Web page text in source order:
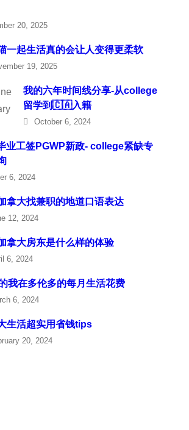
20, 2025
一起生活真的会让人变得更柔软
19, 2025
我的六年时间线分享-从college
留学到🇨🇦入籍
October 6, 2024
业工签PGWP新政- college紧缺专
6, 2024
大找兼职的地道口语表达
12, 2024
拿大房东是什么样的体验
6, 2024
我在多伦多的每月生活花费
6, 2024
生活超实用省钱tips
20, 2024